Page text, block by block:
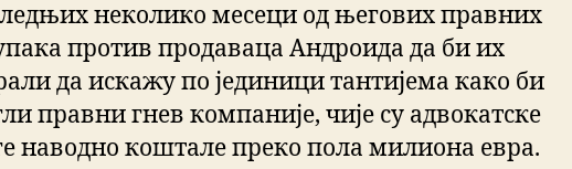
неколико месеци од његових правних
против продаваца Андроида да би их
да искажу по јединици тантијема како би
правни гнев компаније, чије су адвокатске
наводно коштале преко пола милиона евра.